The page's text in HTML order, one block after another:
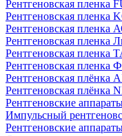
Рентгеновская пленка
Рентгеновская пленка
Рентгеновская
Рентгеновская пленка
Рентгеновская пленка
Рентгеновская
Рентгеновская плёнка
Рентгеновская плёнка
Рентгеновские
Импульсный
Рентгеновские